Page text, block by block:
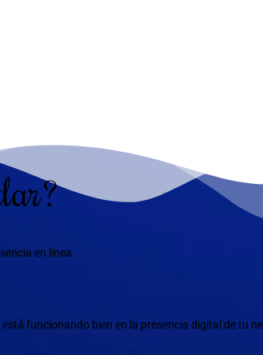
en línea.
funcionando bien en la presencia digital de tu